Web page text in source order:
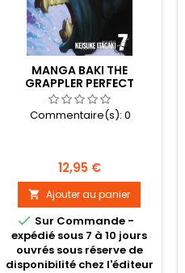
MANGA BAKI THE
GRAPPLER PERFECT
EDITION TOME 07
Commentaire(s): 0
Prix
12,95 €
 Ajouter au panier
 Sur Commande -
expédié sous 7 à 10 jours
ouvrés sous réserve de
disponibilité chez l'éditeur